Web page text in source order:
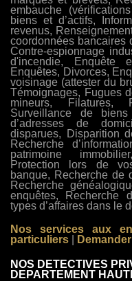
embauche
biens et d’actifs,
revenus,
coordonnées bancaires
Contre-espionnage
d'incendie, Enquête
Enquêtes, Divorces,
voisinage (attester du
Témoignages, Fugues
mineurs, Filatures,
Surveillance de
d’adresses de
disparues, Disparition
Recherche
patrimoine
Protection lors de
banque, Recherche de
Recherche
enquêtes, Recherche
types d’affaires dans le
Nos services aux
particuliers
NOS DETECTIVES
DEPARTEMENT